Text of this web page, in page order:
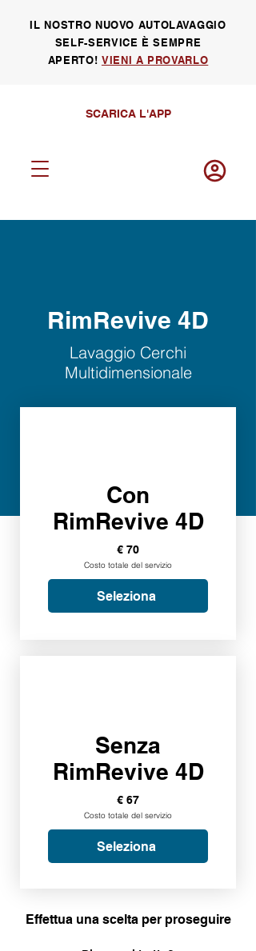
IL NOSTRO NUOVO AUTOLAVAGGIO
SELF-SERVICE È SEMPRE
APERTO! VIENI A PROVARLO
SCARICA L'APP
RimRevive 4D
Lavaggio Cerchi
Multidimensionale
Con
RimRevive 4D
€ 70
Costo totale del servizio
Seleziona
Senza
RimRevive 4D
€ 67
Costo totale del servizio
Seleziona
Effettua una scelta per proseguire